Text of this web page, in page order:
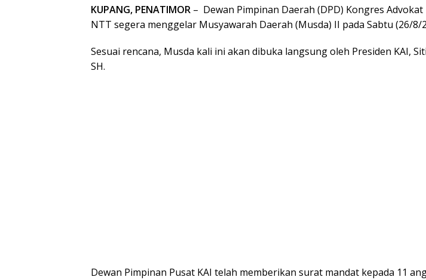
KUPANG, PENATIMOR – Dewan Pimpinan Daerah (DPD) Kongres Advokat
NTT segera menggelar Musyawarah Daerah (Musda) II pada Sabtu (26/8/
Sesuai rencana, Musda kali ini akan dibuka langsung oleh Presiden KAI,
SH.
Dewan Pimpinan Pusat KAI telah memberikan surat mandat kepada 11